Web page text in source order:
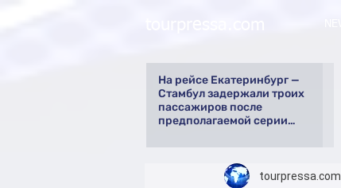
На рейсе Екатеринбург —
Стамбул задержали троих
пассажиров после
предполагаемой серии
tourpressa.com